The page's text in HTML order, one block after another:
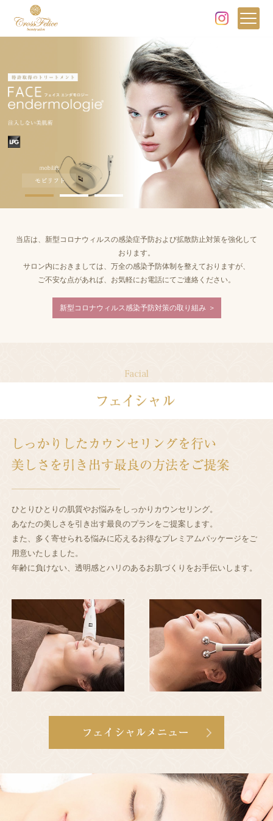
熊本市のエステサロ
当店は、新型コロナウィルスの感染症予防および拡散防止対策を強化して
おります。
サロン内におきましては、万全の感染予防体制を整えておりますが、
ご不安な点があれば、お気軽にお電話にてご連絡ください。
新型コロナウィルス感染予防対策の取り組み
Facial
ひとりひとりの肌質やお悩みをしっかりカウンセリング。
あなたの美しさを引き出す最良のプランをご提案します。
また、多く寄せられる悩みに応えるお得なプレミアムパッケージをご
用意いたしました。
年齢に負けない、透明感とハリのあるお肌づくりをお手伝いします。